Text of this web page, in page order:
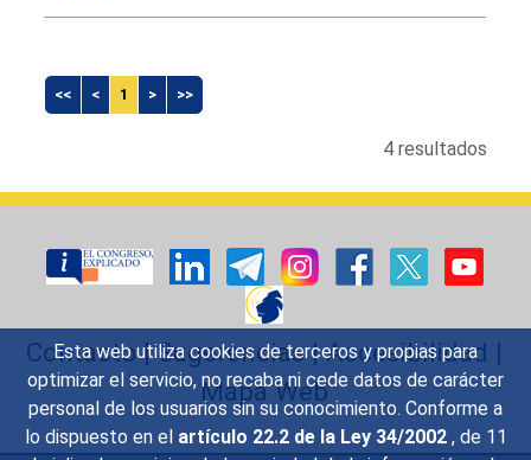
Esta web utiliza cookies de terceros y propias para
optimizar el servicio, no recaba ni cede datos de carácter
personal de los usuarios sin su conocimiento. Conforme a
lo dispuesto en el artículo 22.2 de la Ley 34/2002 , de 11
<< < 1 > >>
4 resultados
Contacto|Sugerencias|Accesibilidad |
Mapa Web